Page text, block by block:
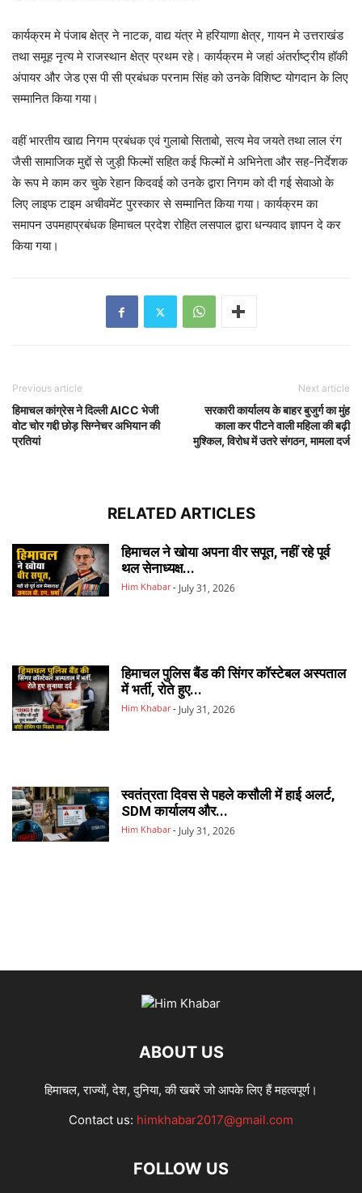
कार्यक्रम मे पंजाब क्षेत्र ने नाटक, वाद्य यंत्र मे हरियाणा क्षेत्र, गायन मे उत्तराखंड
तथा समूह नृत्य मे राजस्थान क्षेत्र प्रथम रहे। कार्यक्रम मे जहां अंतर्राष्ट्रीय हॉकी
अंपायर और जेड एस पी सी प्रबंधक परनाम सिंह को उनके विशिष्ट योगदान के लिए
सम्मानित किया गया।
वहीं भारतीय खाद्य निगम प्रबंधक एवं गुलाबो सिताबो, सत्य मेव जयते तथा लाल रंग
जैसी सामाजिक मुद्दों से जुड़ी फिल्मों सहित कई फिल्मों मे अभिनेता और सह-निर्देशक
के रूप मे काम कर चुके रेहान किदवई को उनके द्वारा निगम को दी गई सेवाओ के
लिए लाइफ टाइम अचीवमेंट पुरस्कार से सम्मानित किया गया। कार्यक्रम का
समापन उपमहाप्रबंधक हिमाचल प्रदेश रोहित लसपाल द्वारा धन्यवाद ज्ञापन दे कर
किया गया।
Previous article
हिमाचल कांग्रेस ने दिल्ली AICC भेजी
वोट चोर गद्दी छोड़ सिग्नेचर अभियान की
प्रतियां
Next article
सरकारी कार्यालय के बाहर बुजुर्ग का मुंह
काला कर पीटने वाली महिला की बढ़ी
मुश्किल, विरोध में उतरे संगठन, मामला दर्ज
RELATED ARTICLES
हिमाचल ने खोया अपना वीर सपूत, नहीं रहे पूर्व
थल सेनाध्यक्ष...
Him Khabar - July 31, 2026
हिमाचल पुलिस बैंड की सिंगर कॉस्टेबल अस्पताल
में भर्ती, रोते हुए...
Him Khabar - July 31, 2026
स्वतंत्रता दिवस से पहले कसौली में हाई अलर्ट,
SDM कार्यालय और...
Him Khabar - July 31, 2026
ABOUT US
हिमाचल, राज्यों, देश, दुनिया, की खबरें जो आपके लिए हैं महत्वपूर्ण।
Contact us: himkhabar2017@gmail.com
FOLLOW US